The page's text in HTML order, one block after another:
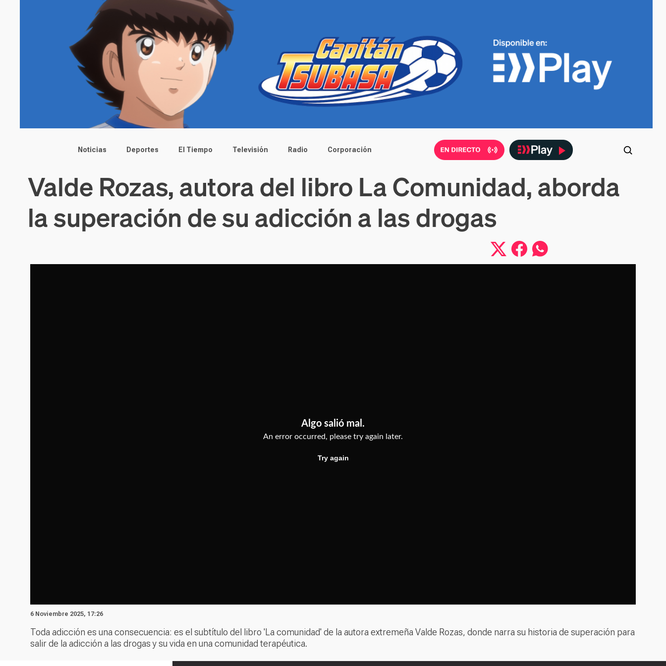
Main menu
Noticias Deportes El Tiempo Televisión Radio Corporación
Valde Rozas, autora del libro La Comunidad, aborda
la superación de su adicción a las drogas
6 Noviembre 2025, 17:26
Toda adicción es una consecuencia: es el subtítulo del libro 'La comunidad' de la autora extremeña Valde Rozas, donde narra su historia de superación para
salir de la adicción a las drogas y su vida en una comunidad terapéutica.